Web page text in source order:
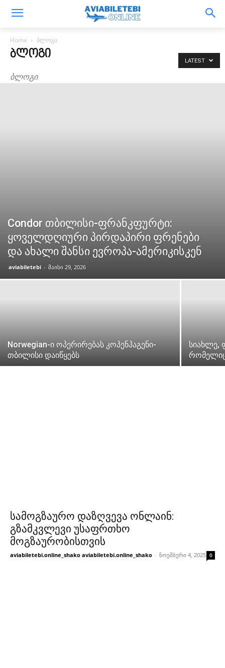
Home ბლოგი
ᲑᲚᲝᲒᲘ
ბლოგი
LATEST
Condor თბილისი-ფრანკფურტი:
ყოველდღიური პირდაპირი ფრენები
და ახალი შანსი ევროპა-ამერიკისკენ
aviabiletebi - მაისი 29, 2026
Norwegian-ი ოპერირებას კოპენჰაგენი-
თბილისი დაიწყებს
სიახლე,
სამოგზაურო დაზღვევა ონლაინ:
გზამკვლევი უსაფრთხო
მოგზაურობისთვის
aviabiletebi.online_shako aviabiletebi.online_shako - ნოემბერი 4, 2025 0